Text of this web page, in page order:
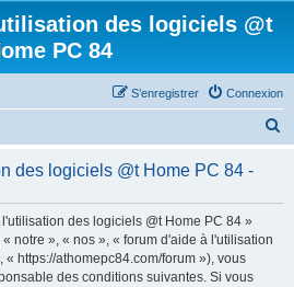
des logiciels @t
PC 84
Connexion
S’enregistrer
h
des logiciels @t Home PC 84 -
des logiciels @t Home PC 84 »
notre », « nos », « forum d'aide à l'utilisation
https://athomepc84.com/forum »), vous
des conditions suivantes. Si vous